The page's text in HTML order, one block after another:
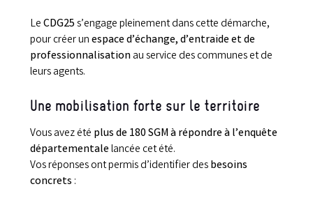
LeCDG25s’engage pleinement dans cette démarche,
pour créer unespace d’échange, d’entraide et de
professionnalisationau service des communes et de
leurs agents.
Une mobilisation forte sur le territoire
Vous avez été plus de 180 SGM à répondre à l’enquête
départementalelancée cet été.
Vos réponses ont permis d’identifier desbesoins
concrets :